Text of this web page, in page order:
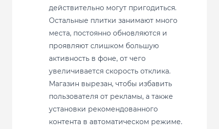
действительно могут пригодиться.
Остальные плитки занимают много
места, постоянно обновляются и
проявляют слишком большую
активность в фоне, от чего
увеличивается скорость отклика.
Магазин вырезан, чтобы избавить
пользователя от рекламы, а также
установки рекомендованного
контента в автоматическом режиме.